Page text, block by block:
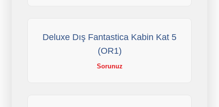
Deluxe Dış Fantastica Kabin Kat 5
(OR1)
Sorunuz